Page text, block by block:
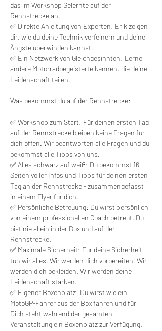
das im Workshop Gelernte auf der
Rennstrecke an.
✅ Direkte Anleitung von Experten: Erik zeigen
dir, wie du deine Technik verfeinern und deine
Ängste überwinden kannst.
✅ Ein Netzwerk von Gleichgesinnten: Lerne
andere Motorradbegeisterte kennen, die deine
Leidenschaft teilen.
Was bekommst du auf der Rennstrecke:
✅ Workshop zum Start: Für deinen ersten Tag
auf der Rennstrecke bleiben keine Fragen für
dich offen. Wir beantworten alle Fragen und du
bekommst alle Tipps von uns.
✅ Alles schwarz auf weiß: Du bekommst 16
Seiten voller Infos und Tipps für deinen ersten
Tag an der Rennstrecke - zusammengefasst
in einem Flyer für dich.
✅ Persönliche Betreuung: Du wirst persönlich
von einem professionellen Coach betreut. Du
bist nie allein in der Box und auf der
Rennstrecke.
✅ Maximale Sicherheit: Für deine Sicherheit
tun wir alles. Wir werden dich vorbereiten. Wir
werden dich bekleiden. Wir werden deine
Leidenschaft stärken.
✅ Eigener Boxenplatz: Du wirst wie ein
MotoGP-Fahrer aus der Box fahren und für
Dich steht während der gesamten
Veranstaltung ein Boxenplatz zur Verfügung.